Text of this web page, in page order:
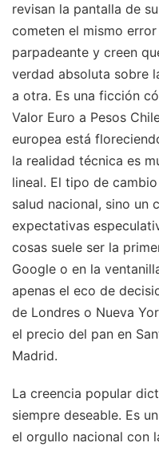
revisan la pantalla de
cometen el mismo
parpadeante y creen
verdad absoluta sobre
a otra. Es una ficción
Valor Euro a Pesos
europea está
la realidad técnica es
lineal. El tipo de
salud nacional, sino un
expectativas
cosas suele ser la
Google o en la
apenas el eco de
de Londres o Nueva
el precio del pan en
Madrid.
La creencia popular
siempre deseable. Es
el orgullo nacional con